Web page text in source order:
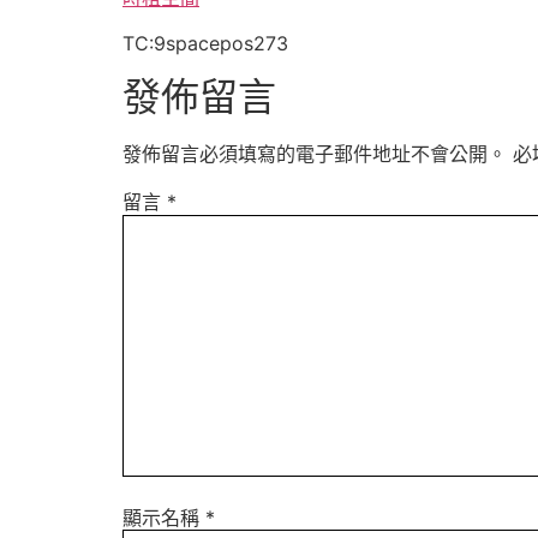
TC:9spacepos273
發佈留言
發佈留言必須填寫的電子郵件地址不會公開。 必
留言 *
顯示名稱 *